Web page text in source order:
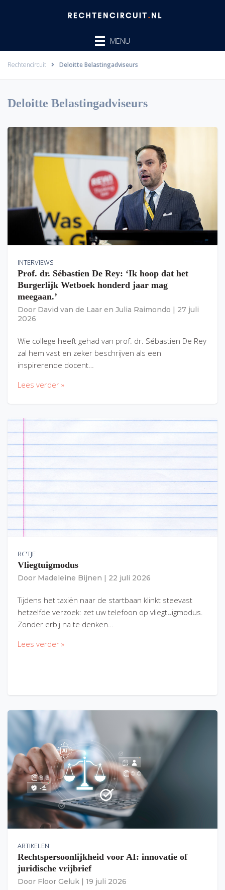
MENU
Rechtencircuit Deloitte Belastingadviseurs
Deloitte Belastingadviseurs
INTERVIEWS
Prof. dr. Sébastien De Rey: ‘Ik hoop dat het
Burgerlijk Wetboek honderd jaar mag
meegaan.’
Door David van de Laar en Julia Raimondo
27 juli
2026
Wie college heeft gehad van prof. dr. Sébastien De Rey
zal hem vast en zeker beschrijven als een
inspirerende docent…
Lees verder »
RC'TJE
Vliegtuigmodus
Door Madeleine Bijnen 22 juli 2026
Tijdens het taxiën naar de startbaan klinkt steevast
hetzelfde verzoek: zet uw telefoon op vliegtuigmodus.
Zonder erbij na te denken…
Lees verder »
ARTIKELEN
Rechtspersoonlijkheid voor AI: innovatie of
juridische vrijbrief
Door Floor Geluk 19 juli 2026